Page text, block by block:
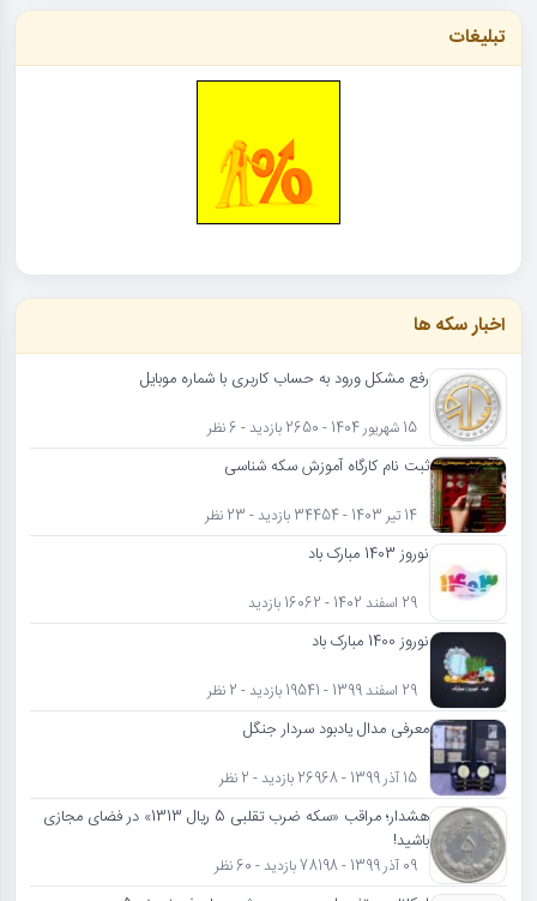
تبلیغات
اخبار سکه ها
رفع مشکل ورود به حساب کاربری با شماره موبایل
15 شهریور 1404 - 2650 بازدید - 6 نظر
ثبت نام کارگاه آموزش سکه شناسی
14 تیر 1403 - 34454 بازدید - 23 نظر
نوروز 1403 مبارک باد
29 اسفند 1402 - 16062 بازدید
نوروز 1400 مبارک باد
29 اسفند 1399 - 19541 بازدید - 2 نظر
معرفی مدال یادبود سردار جنگل
15 آذر 1399 - 26968 بازدید - 2 نظر
هشدار؛ مراقب «سکه ضرب تقلبی 5 ریال 1313» در فضای مجازی
باشید!
09 آذر 1399 - 78198 بازدید - 60 نظر